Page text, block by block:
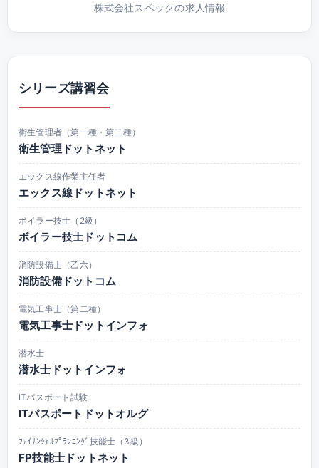
株式会社スペックの求人情報
シリーズ講習会
衛生管理者（第一種・第二種）
衛生管理ドットネット
エックス線作業主任者
エックス線ドットネット
ボイラー技士（2級）
ボイラー技士ドットコム
消防設備士（乙六）
消防設備ドットコム
電気工事士（第二種）
電気工事士ドットインフォ
潜水士
潜水士ドットインフォ
ITパスポート試験
ITパスポートドットオルグ
ﾌｧｲﾅﾝｼｬﾙﾌﾟﾗﾝﾆﾝｸﾞ技能士（3級）
FP技能士ドットネット